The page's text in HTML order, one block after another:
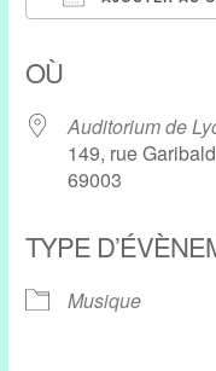
OÙ
Auditorium de
149, rue
69003
TYPE
Musique